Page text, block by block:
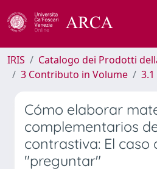
IRIS
Catalogo dei Prodotti
3 Contributo in Volume
Cómo elaborar
complementarios
contrastiva: El caso
"preguntar"